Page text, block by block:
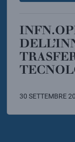
INFN.OPEN, AL CUORE
30 SETTEMBRE